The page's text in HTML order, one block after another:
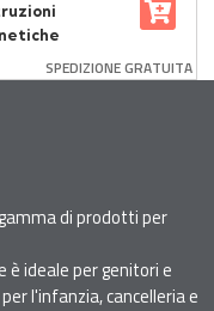
30 Piastrelle
SPEDIZIONE GRATUITA
di prodotti per
ideale per genitori e
l'infanzia, cancelleria e